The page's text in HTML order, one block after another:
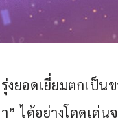
รุ่งยอดเยี่ยมตกเป็
” ได้อย่างโดดเด่